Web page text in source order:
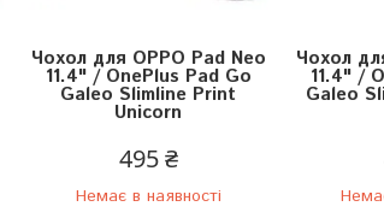
Чохол для OPPO Pad Neo
11.4" / OnePlus Pad Go
Galeo Slimline Print
Unicorn
495 ₴
Немає в наявності
Чохол
11.4" /
Galeo